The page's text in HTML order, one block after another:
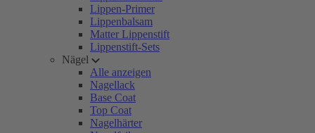
Lippen-Primer
Lippenbalsam
Matter Lippenstift
Lippenstift-Sets
Nägel
Alle anzeigen
Nagellack
Base Coat
Top Coat
Nagelhärter